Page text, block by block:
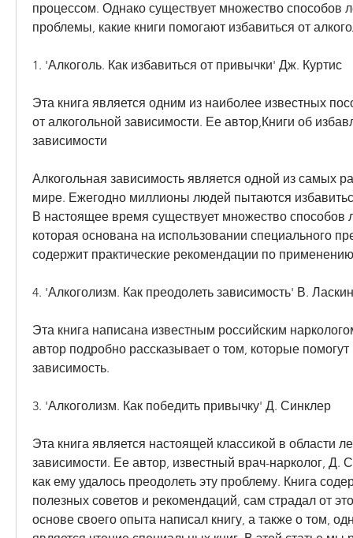
процессом. Однако существует множество способов
проблемы, какие книги помогают избавиться от
1. 'Алкоголь. Как избавиться от привычки' Дж. Куртис
Эта книга является одним из наиболее известных
от алкогольной зависимости. Ее автор,Книги об
зависимости
Алкогольная зависимость является одной из самых
мире. Ежегодно миллионы людей пытаются
В настоящее время существует множество способов
которая основана на использовании специального
содержит практические рекомендации по
4. 'Алкоголизм. Как преодолеть зависимость' В. Ласкин
Эта книга написана известным российским
автор подробно рассказывает о том, которые помогут
зависимость.
3. 'Алкоголизм. Как победить привычку' Д. Синклер
Эта книга является настоящей классикой в области
зависимости. Ее автор, известный врач-нарколог, Д.
как ему удалось преодолеть эту проблему. Книга
полезных советов и рекомендаций, сам страдал от
основе своего опыта написал книгу, а также о том,